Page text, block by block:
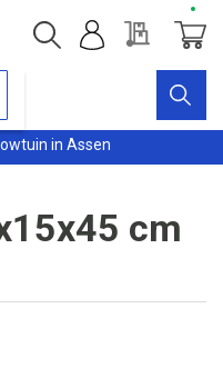
in Assen
Offerte
cm